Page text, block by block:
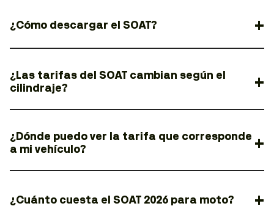
¿Cómo descargar el SOAT?
¿Las tarifas del SOAT cambian según el
cilindraje?
¿Dónde puedo ver la tarifa que corresponde
a mi vehículo?
¿Cuánto cuesta el SOAT 2026 para moto?